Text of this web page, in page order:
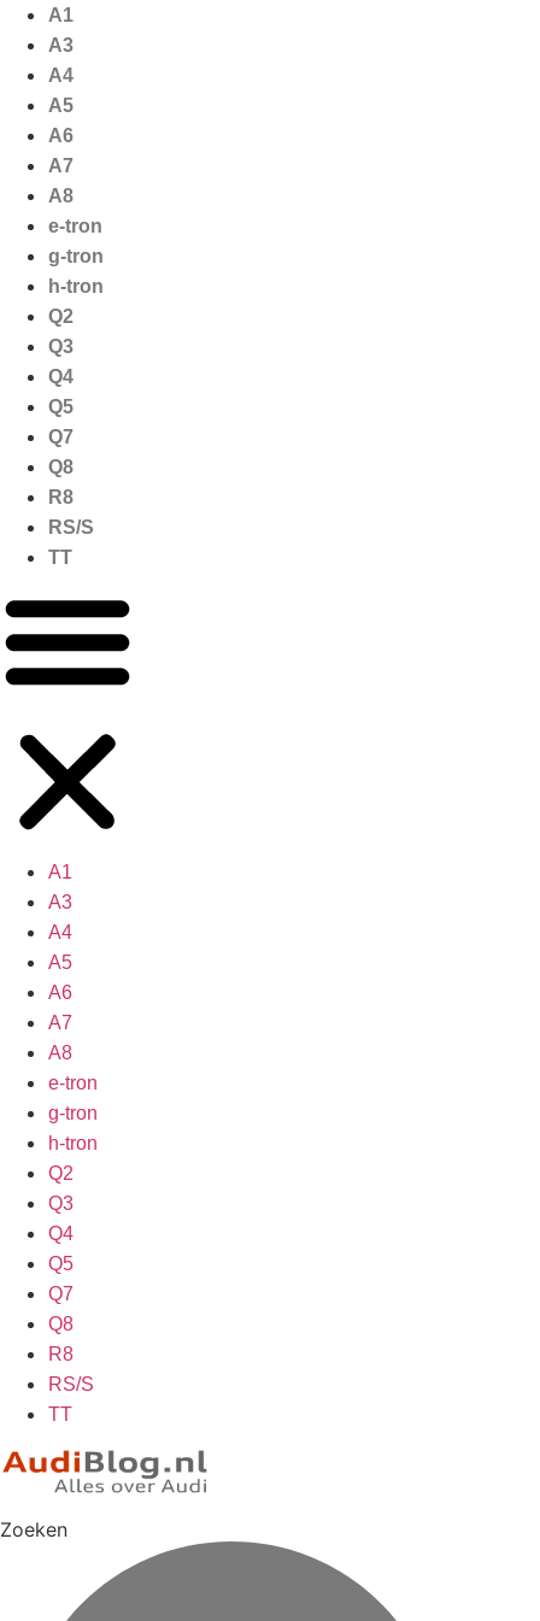
naar
inhoud
A1
A3
A4
A5
A6
A7
A8
e-tron
g-tron
h-tron
Q2
Q3
Q4
Q5
Q7
Q8
R8
RS/S
TT
A1
A3
A4
A5
A6
A7
A8
e-tron
g-tron
h-tron
Q2
Q3
Q4
Q5
Q7
Q8
R8
RS/S
TT
Zoeken